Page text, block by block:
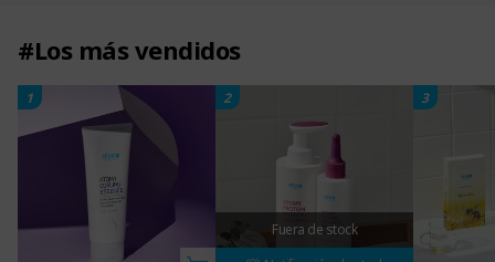
#Los más vendidos
1 2
Fuera de stock
3